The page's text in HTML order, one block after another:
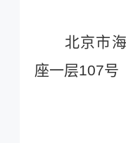
北京市
座一层107号